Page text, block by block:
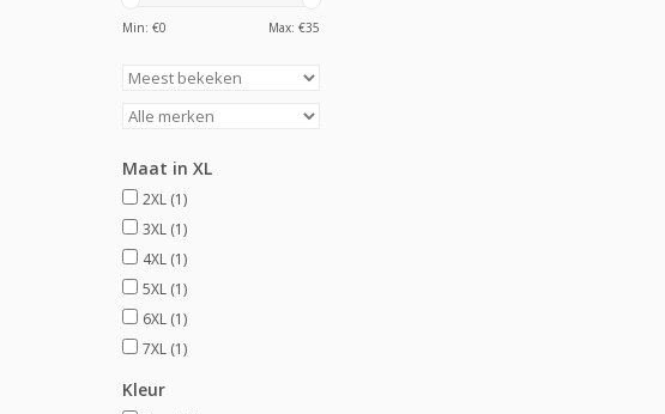
Min: €0 Max: €35
Maat in XL
2XL (1)
3XL (1)
4XL (1)
5XL (1)
6XL (1)
7XL (1)
Kleur